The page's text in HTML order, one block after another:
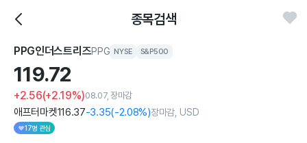
종목검색
PPG인더스트리즈PPG NYSE S&P500
119.72
+2.56(+2.19%)08.07, 장마감
애프터마켓116.37-3.35(-2.08%)장마감, USD
17명 관심